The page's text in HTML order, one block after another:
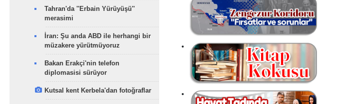
Tahran'da ''Erbain Yürüyüşü''
merasimi
İran: Şu anda ABD ile herhangi bir
müzakere yürütmüyoruz
Bakan Erakçi'nin telefon
diplomasisi sürüyor
Kutsal kent Kerbela'dan fotoğraflar